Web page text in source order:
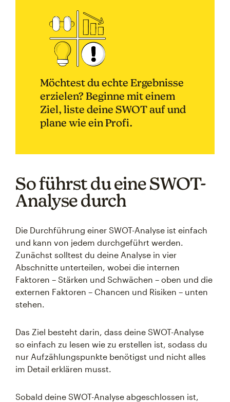
Möchtest du echte Ergebnisse
erzielen? Beginne mit einem
Ziel, liste deine SWOT auf und
plane wie ein Profi.
So führst du eine SWOT-
Analyse durch
Die Durchführung einer SWOT-Analyse ist einfach
und kann von jedem durchgeführt werden.
Zunächst solltest du deine Analyse in vier
Abschnitte unterteilen, wobei die internen
Faktoren – Stärken und Schwächen – oben und die
externen Faktoren – Chancen und Risiken – unten
stehen.
Das Ziel besteht darin, dass deine SWOT-Analyse
so einfach zu lesen wie zu erstellen ist, sodass du
nur Aufzählungspunkte benötigst und nicht alles
im Detail erklären musst.
Sobald deine SWOT-Analyse abgeschlossen ist,